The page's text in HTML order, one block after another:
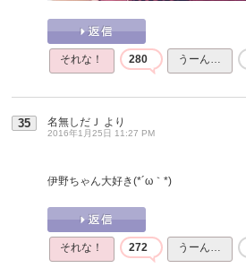
それな！ 280 うーん…
35 名無しだＪ より
2016年1月25日 11:27 PM
伊野ちゃん大好き(*´ω｀*)
それな！ 272 うーん…